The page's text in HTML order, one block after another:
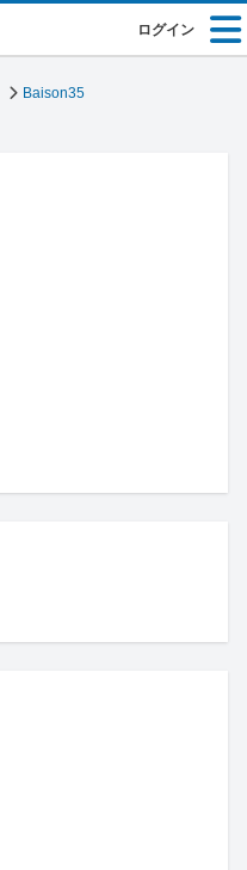
ログイン
Baison35